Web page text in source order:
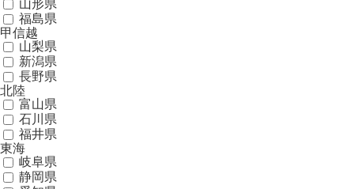
山形県
福島県
甲信越
山梨県
新潟県
長野県
北陸
富山県
石川県
福井県
東海
岐阜県
静岡県